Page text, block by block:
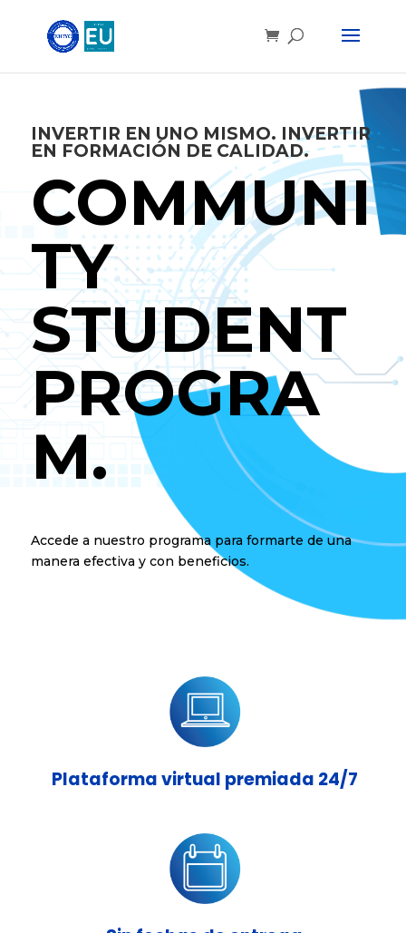
INVERTIR EN UNO MISMO. INVERTIR
EN FORMACIÓN DE CALIDAD.
COMMUNI
TY
STUDENT
PROGRA
M.
Accede a nuestro programa para formarte de una
manera efectiva y con beneficios.
Plataforma virtual premiada 24/7